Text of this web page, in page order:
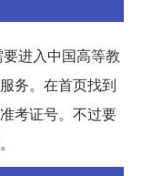
进入中国高等教
务。在首页找到
考证号。不过要